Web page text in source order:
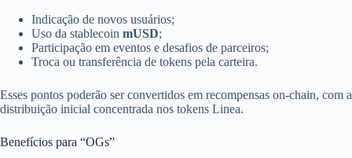
Indicação de novos usuários;
Uso da stablecoin mUSD;
Participação em eventos e desafios de parceiros;
Troca ou transferência de tokens pela carteira.
Esses pontos poderão ser convertidos em recompensas on-chain, com a
distribuição inicial concentrada nos tokens Linea.
Benefícios para “OGs”